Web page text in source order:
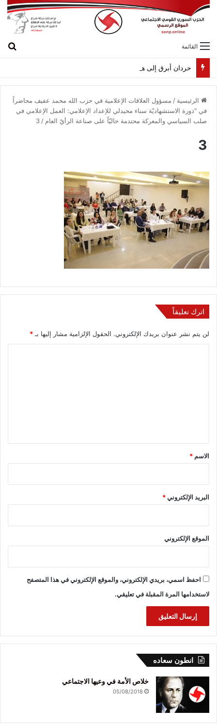
القائمة
حردان أبرق إلى هيكل مهنئاً بمناسبة عيد الجيش
الرئيسية / مسؤول العلاقات الإعلامية في حزب الله محمد عفيف محاضراً
في "دورة الاستشهاديّة سناء محيدلي للإعداد الإعلامي: العمل الإعلامي في
صلب السياسي والمعركة محتدمة حاليّاً على صناعة الرأيّ العام /
3
3
اترك تعليقاً
لن يتم نشر عنوان بريدك الإلكتروني. الحقول الإلزامية مشار إليها بـ*
*
الاسم *
البريد الإلكتروني*
الموقع الإلكتروني
احفظ اسمي، بريدي الإلكتروني، والموقع الإلكتروني في هذا المتصفح
لاستخدامها المرة المقبلة في تعليقي.
انطون سعاده
خلاص الأمة في وعيها الاجتماعي
05/08/2018